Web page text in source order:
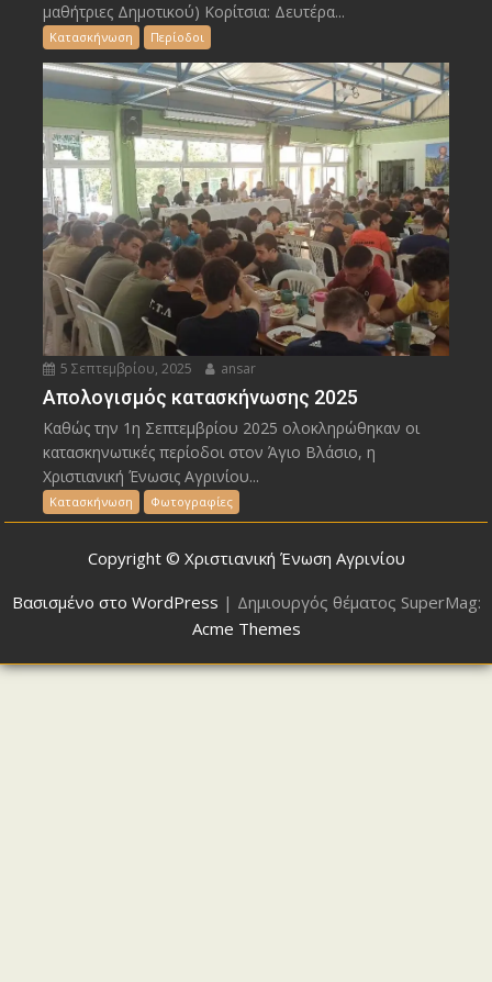
μαθήτριες Δημοτικού) Κορίτσια: Δευτέρα...
Κατασκήνωση Περίοδοι
5 Σεπτεμβρίου, 2025 ansar
Απολογισμός κατασκήνωσης 2025
Καθώς την 1η Σεπτεμβρίου 2025 ολοκληρώθηκαν οι
κατασκηνωτικές περίοδοι στον Άγιο Βλάσιο, η
Χριστιανική Ένωσις Αγρινίου...
Κατασκήνωση Φωτογραφίες
Copyright © Χριστιανική Ένωση Αγρινίου
Βασισμένο στο WordPress | Δημιουργός θέματος SuperMag:
Acme Themes